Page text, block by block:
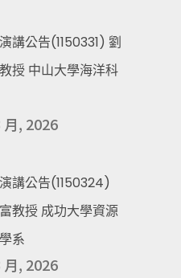
講公告(1150331) 劉
授 中山大學海洋科
月, 2026
講公告(1150324)
教授 成功大學資源
系
月, 2026